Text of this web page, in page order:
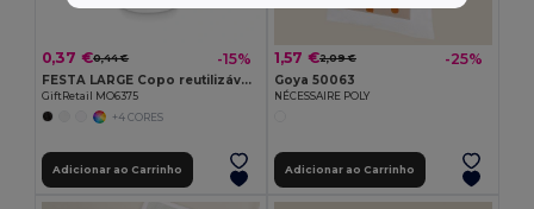
0,37 €0,44 € -15%
FESTA LARGE Copo reutilizável eventos 300ml
GiftRetail MO6375
+4 CORES
Adicionar ao Carrinho
1,57 €2,09 € -25%
Goya 50063
NÉCESSAIRE POLY
Adicionar ao Carrinho